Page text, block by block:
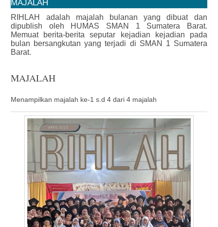
MAJALAH
RIHLAH adalah majalah bulanan yang dibuat dan
dipublish oleh HUMAS SMAN 1 Sumatera Barat.
Memuat berita-berita seputar kejadian kejadian pada
bulan bersangkutan yang terjadi di SMAN 1 Sumatera
Barat.
MAJALAH
Menampilkan majalah ke-1 s.d 4 dari 4 majalah